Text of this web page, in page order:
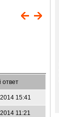
ответ
15:41
11:21